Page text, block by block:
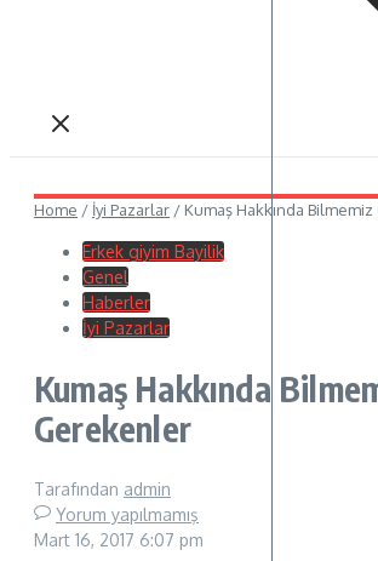
Home / İyi Pazarlar / Kumaş Hakkında
Erkek giyim Bayilik
Genel
Haberler
İyi Pazarlar
Kumaş Hakkında
Gerekenler
Tarafından admin
Yorum yapılmamış
Mart 16, 2017 6:07 pm